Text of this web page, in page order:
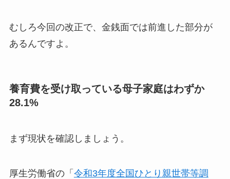
むしろ今回の改正で、金銭面では前進した部分が
あるんですよ。
養育費を受け取っている母子家庭はわずか
28.1%
まず現状を確認しましょう。
厚生労働省の「 令和3年度全国ひとり親世帯等調